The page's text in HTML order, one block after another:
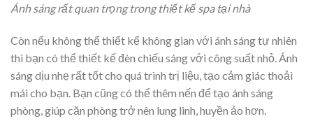
Ánh sáng rất quan trọng trong thiết kế spa tại nhà
Còn nếu không thể thiết kế không gian với ánh sáng tự nhiên
thì bạn có thể thiết kế đèn chiếu sáng với công suất nhỏ. Ánh
sáng dịu nhẹ rất tốt cho quá trình trị liệu, tạo cảm giác thoải
mái cho bạn. Bạn cũng có thể thêm nến để tạo ánh sáng
phòng, giúp căn phòng trở nên lung linh, huyền ảo hơn.